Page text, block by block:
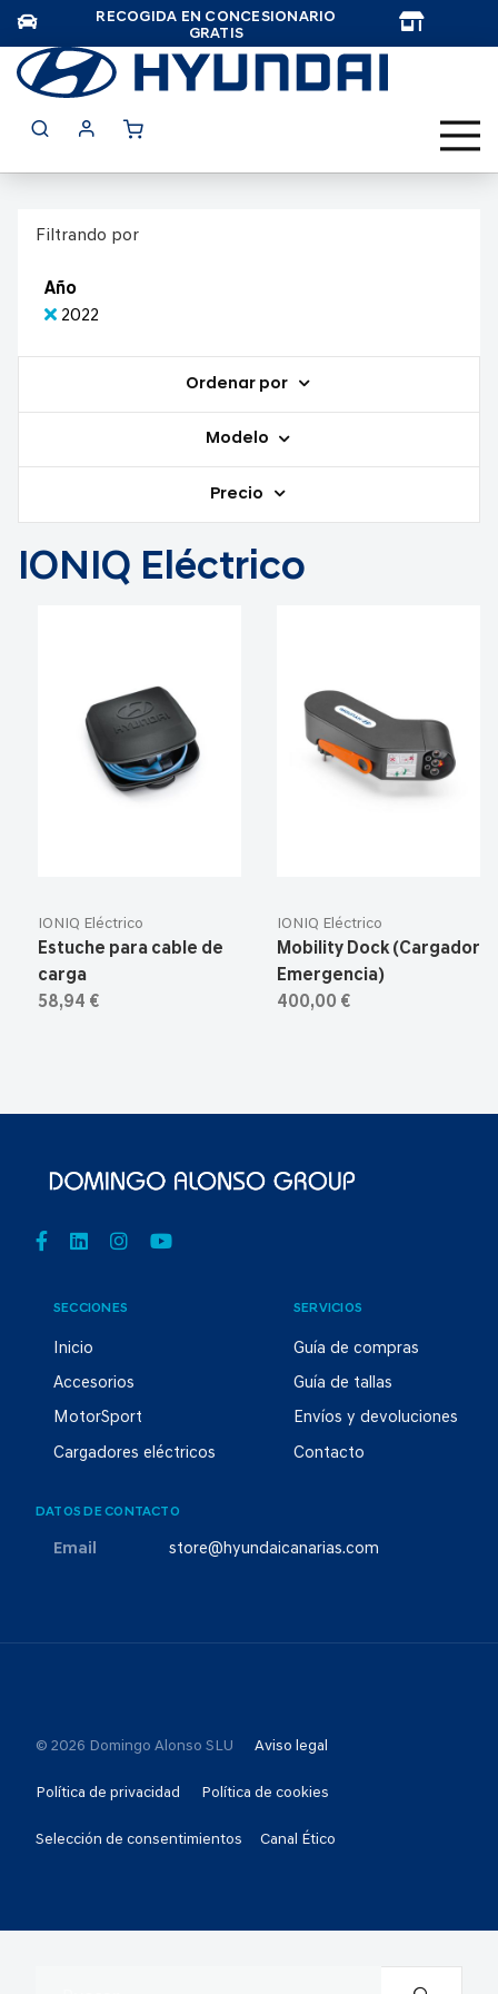
RECOGIDA EN CONCESIONARIO
GRATIS
Filtrando por
Año
2022
Ordenar por
Modelo
Precio
IONIQ Eléctrico
IONIQ Eléctrico
Estuche para cable de
carga
58,94 €
IONIQ Eléctrico
Mobility Dock (Cargador
Emergencia)
400,00 €
SECCIONES
Inicio
Accesorios
MotorSport
Cargadores eléctricos
SERVICIOS
Guía de compras
Guía de tallas
Envíos y devoluciones
Contacto
DATOS DE CONTACTO
Email store@hyundaicanarias.com
© 2026 Domingo Alonso SLU Aviso legal
Política de privacidad Política de cookies
Selección de consentimientos Canal Ético